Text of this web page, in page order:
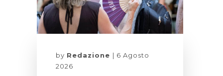
by Redazione
6 Agosto
2026